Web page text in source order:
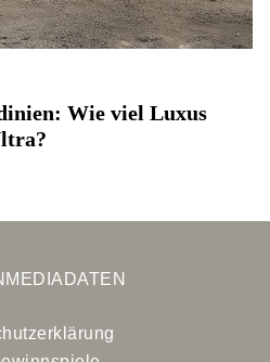
Wie viel Luxus
MEDIADATEN